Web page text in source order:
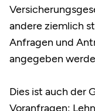
andere ziemlich
Anfragen und
angegeben
Dies ist auch der
Voranfragen: